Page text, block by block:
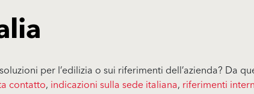
per l’edilizia o sui riferimenti dell’azienda? Da
contatto, indicazioni sulla sede italiana, riferimenti